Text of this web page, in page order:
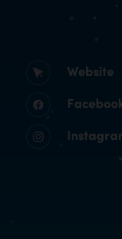
Website